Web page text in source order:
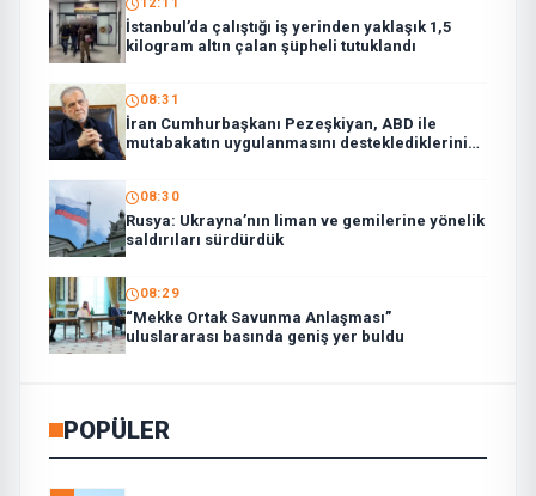
12:11
İstanbul’da çalıştığı iş yerinden yaklaşık 1,5
kilogram altın çalan şüpheli tutuklandı
08:31
İran Cumhurbaşkanı Pezeşkiyan, ABD ile
mutabakatın uygulanmasını desteklediklerini
08:30
Rusya: Ukrayna’nın liman ve gemilerine yönelik
saldırıları sürdürdük
08:29
“Mekke Ortak Savunma Anlaşması”
uluslararası basında geniş yer buldu
POPÜLER